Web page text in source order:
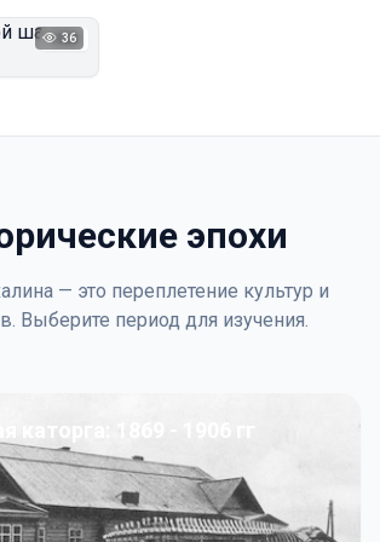
1923
36
эпохи
— это переплетение культур и
Выберите период для изучения.
каторга: 1869 - 1906 гг